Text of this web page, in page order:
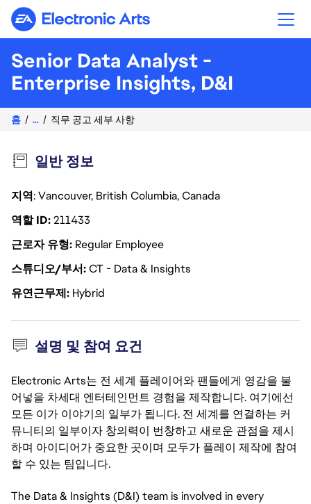
Electronic Arts
Senior Data Analyst -
Enterprise Insights, D&I
홈 ... 직무 공고 세부 사항
일반 정보
지역: Vancouver, British Columbia, Canada
역할 ID211433
근로자 유형 Regular Employee
스튜디오/부서CT - Data & Insights
유연근무제 Hybrid
설명 및 참여 요건
Electronic Arts는 전 세계 플레이어와 팬들에게 영감을 불
어넣을 차세대 엔터테인먼트 경험을 제작합니다. 여기에선
모든 이가 이야기의 일부가 됩니다. 전 세계를 연결하는 커
뮤니티의 일부이자 창의력이 번창하고 새로운 관점을 제시
하며 아이디어가 중요한 곳이며 모두가 플레이 제작에 참여
할 수 있는 팀입니다.
The Data & Insights (D&I) team is involved in every